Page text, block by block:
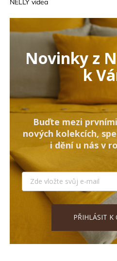
NELLY videa
Novinky z
k
Buďte mezi
nových kolekcích,
i dění u nás v
PŘIHLÁSIT K